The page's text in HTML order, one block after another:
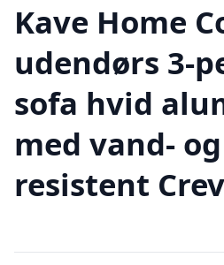
Kave Home
udendørs 3-
sofa hvid
med vand-
resistent